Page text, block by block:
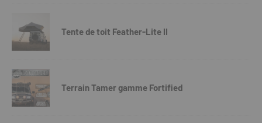
Tente de toit Feather-Lite II
Terrain Tamer gamme Fortified